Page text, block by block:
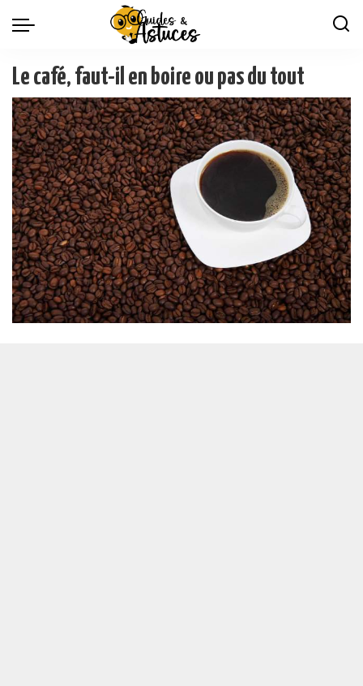
Le café, faut-il en boire ou pas du tout